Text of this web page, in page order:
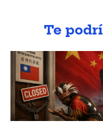
Te